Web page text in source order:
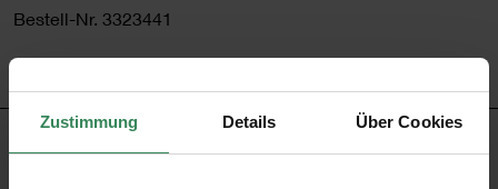
Zustimmung Details Über Cookies
Bestell-Nr. 3323441
PRODUKTBESCHREIBUNG